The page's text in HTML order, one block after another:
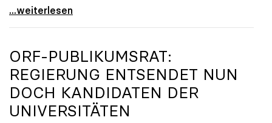
„Top-Rankingplätze heimischer Universitäten geben
...weiterlesen
ORF-PUBLIKUMSRAT:
REGIERUNG ENTSENDET NUN
DOCH KANDIDATEN DER
UNIVERSITÄTEN